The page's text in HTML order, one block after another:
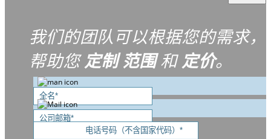
我们的团队可以根据您的需求，
帮助您定制 范围和定价。